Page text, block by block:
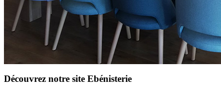
Découvrez notre site Ebénisterie